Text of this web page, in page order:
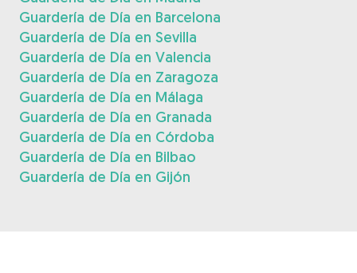
Guardería de Día en Barcelona
Guardería de Día en Sevilla
Guardería de Día en Valencia
Guardería de Día en Zaragoza
Guardería de Día en Málaga
Guardería de Día en Granada
Guardería de Día en Córdoba
Guardería de Día en Bilbao
Guardería de Día en Gijón